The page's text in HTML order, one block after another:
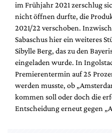
im Frühjahr 2021 zerschlug
nicht öffnen durfte, die
2021/22 verschoben.
Sabaschus hier ein weiteres
Sibylle Berg, das zu den
eingeladen wurde. In
Premierentermin auf 25
werden musste, ob
kommen soll oder doch die
Entscheidung erneut gegen